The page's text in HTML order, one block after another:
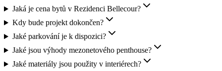
Jaká je cena bytů v Rezidenci Bellecour?
Kdy bude projekt dokončen?
Jaké parkování je k dispozici?
Jaké jsou výhody mezonetového penthouse?
Jaké materiály jsou použity v interiérech?